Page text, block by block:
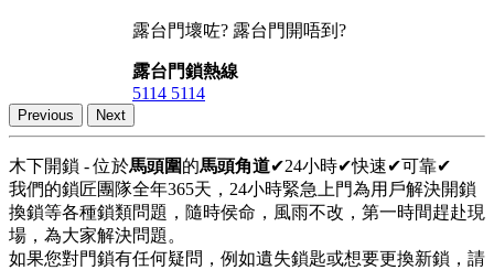
露台門壞咗? 露台門開唔到?
露台門鎖熱線
5114 5114
Previous Next
木下開鎖 - 位於馬頭圍的馬頭角道✔24小時✔快速✔可靠✔
我們的鎖匠團隊全年365天，24小時緊急上門為用戶解決開鎖
換鎖等各種鎖類問題，隨時侯命，風雨不改，第一時間趕赴現
場，為大家解決問題。
如果您對門鎖有任何疑問，例如遺失鎖匙或想要更換新鎖，請